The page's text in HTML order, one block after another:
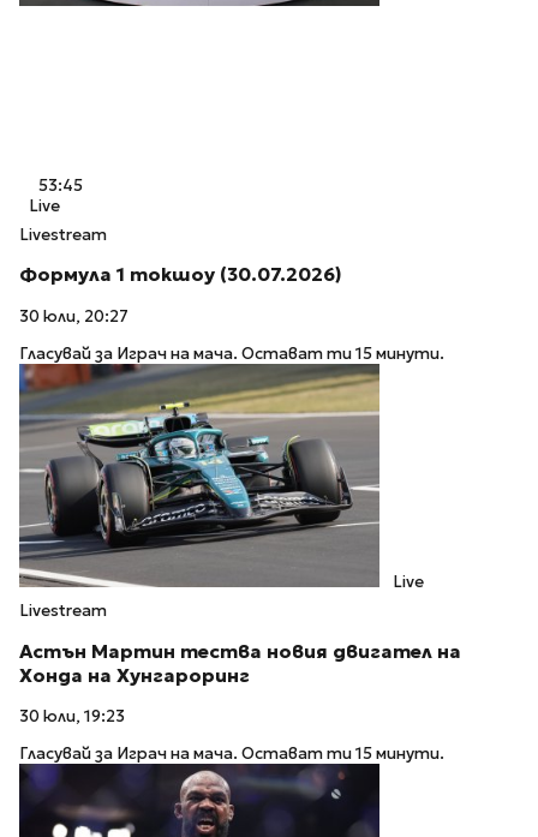
53:45
Live
Livestream
Формула 1 токшоу (30.07.2026)
30 юли, 20:27
Гласувай за Играч на мача. Остават ти 15 минути.
Live
Livestream
Астън Мартин тества новия двигател на
Хонда на Хунгароринг
30 юли, 19:23
Гласувай за Играч на мача. Остават ти 15 минути.